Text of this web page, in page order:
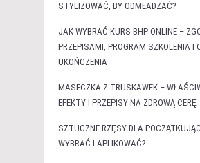
STYLIZOWAĆ, BY ODMŁADZAĆ?
JAK WYBRAĆ KURS BHP ONLINE –
PRZEPISAMI, PROGRAM SZKOLENIA I
UKOŃCZENIA
MASECZKA Z TRUSKAWEK –
EFEKTY I PRZEPISY NA ZDROWĄ CERĘ
SZTUCZNE RZĘSY DLA
WYBRAĆ I APLIKOWAĆ?